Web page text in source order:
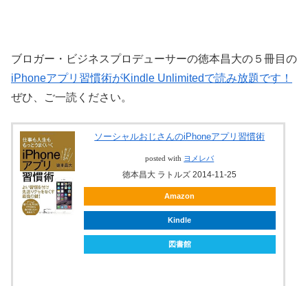
ブロガー・ビジネスプロデューサーの徳本昌大の５冊目の
iPhoneアプリ習慣術がKindle Unlimitedで読み放題です！
ぜひ、ご一読ください。
ソーシャルおじさんのiPhoneアプリ習慣術
posted with ヨメレバ
徳本昌大 ラトルズ 2014-11-25
Amazon
Kindle
図書館